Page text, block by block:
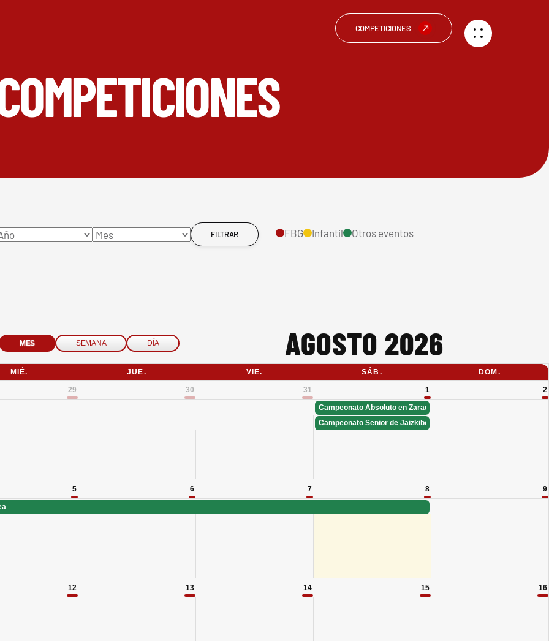
COMPETICIONES
FILTRAR FBG Infantil Otros eventos
MES SEMANA DÍA AGOSTO 2026
MIÉ. JUE. VIE. SÁB. DOM.
29 30 31 1 2
Campeonato Absoluto en Zarauz
Campeonato Senior de Jaizkibel
5 6 7 8 9
12 13 14 15 16